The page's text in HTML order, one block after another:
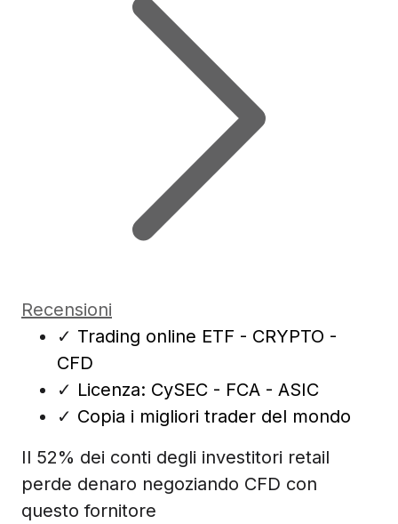
Recensioni
✓ Trading online ETF - CRYPTO -
CFD
✓ Licenza: CySEC - FCA - ASIC
✓ Copia i migliori trader del mondo
Il 52% dei conti degli investitori retail
perde denaro negoziando CFD con
questo fornitore